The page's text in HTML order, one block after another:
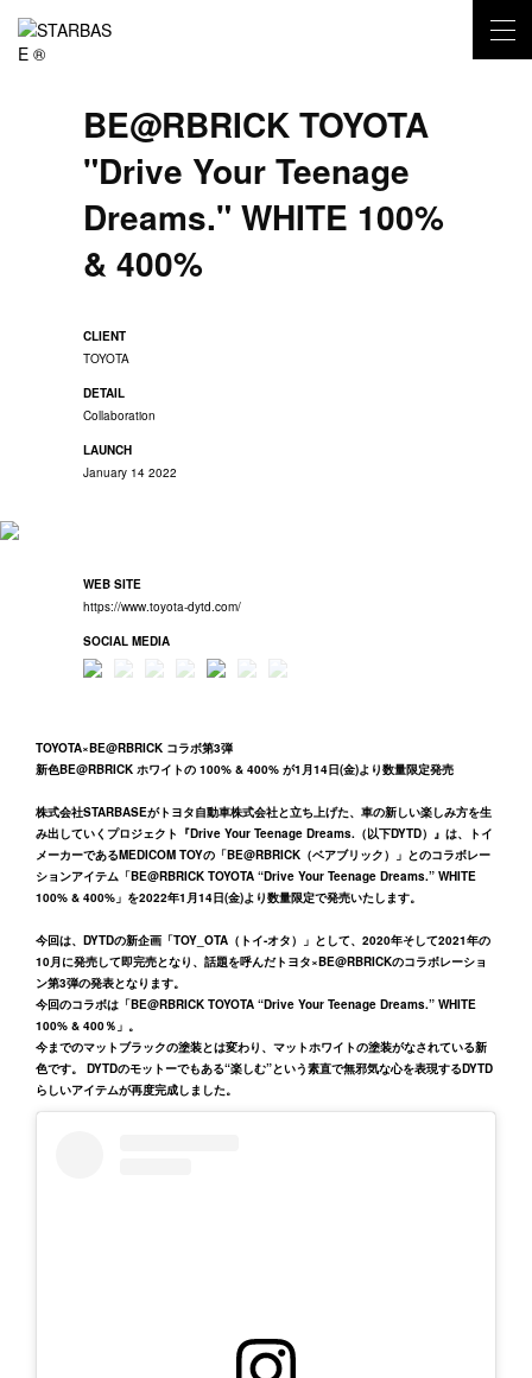
NEWS
LATEST NEWS
CLIENT
PORTFOLIO
BE@RBRICK TOYOTA
"Drive Your Teenage
Dreams." WHITE 100%
& 400%
CLIENT
TOYOTA
DETAIL
Collaboration
LAUNCH
January 14 2022
WEB SITE
https://www.toyota-dytd.com/
SOCIAL MEDIA
TOYOTA×BE@RBRICK コラボ第3弾
新色BE@RBRICK ホワイトの 100% & 400% が1月14日(金)より数量限定発売
株式会社STARBASEがトヨタ自動車株式会社と立ち上げた、車の新しい楽しみ方を生
み出していくプロジェクト『Drive Your Teenage Dreams.（以下DYTD）』は、トイ
メーカーであるMEDICOM TOYの「BE@RBRICK（ベアブリック）」とのコラボレー
ションアイテム「BE@RBRICK TOYOTA “Drive Your Teenage Dreams.” WHITE
100% & 400%」を2022年1月14日(金)より数量限定で発売いたします。
今回は、DYTDの新企画「TOY_OTA（トイ-オタ）」として、2020年そして2021年の
10月に発売して即完売となり、話題を呼んだトヨタ×BE@RBRICKのコラボレーショ
ン第3弾の発表となります。
今回のコラボは「BE@RBRICK TOYOTA “Drive Your Teenage Dreams.” WHITE
100% & 400％」。
今までのマットブラックの塗装とは変わり、マットホワイトの塗装がなされている新
色です。 DYTDのモットーでもある“楽しむ”という素直で無邪気な心を表現するDYTD
らしいアイテムが再度完成しました。